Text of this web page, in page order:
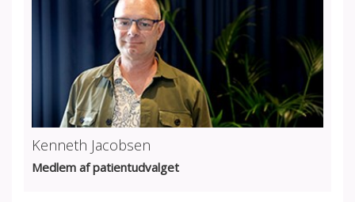
Kenneth Jacobsen
Medlem af patientudvalget